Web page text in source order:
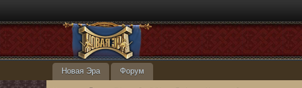
Новая Эра Форум